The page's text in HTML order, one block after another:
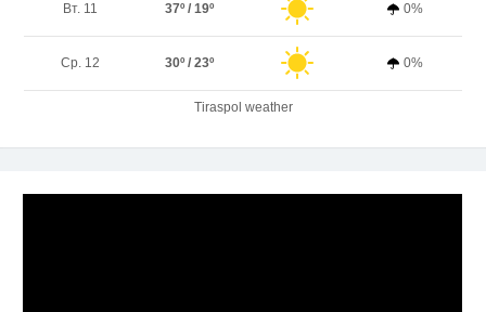
Вт. 11 37º / 19º 0%
Ср. 12 30º / 23º 0%
Tiraspol weather